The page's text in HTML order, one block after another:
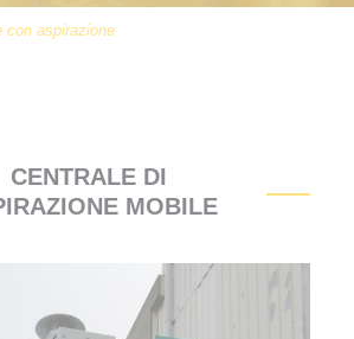
con aspirazione
CENTRALE DI
MOBILE